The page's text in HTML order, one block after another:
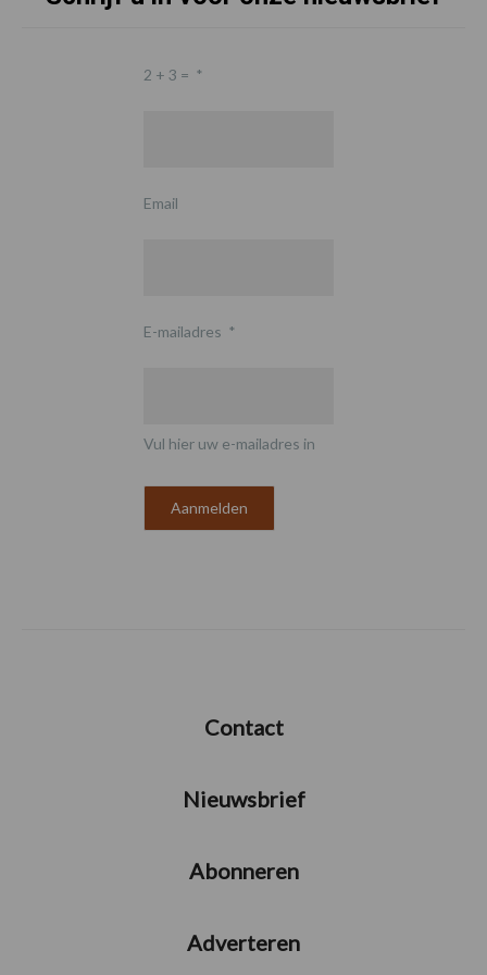
2 + 3 = *
Email
E-mailadres *
Vul hier uw e-mailadres in
Contact
Nieuwsbrief
Abonneren
Adverteren